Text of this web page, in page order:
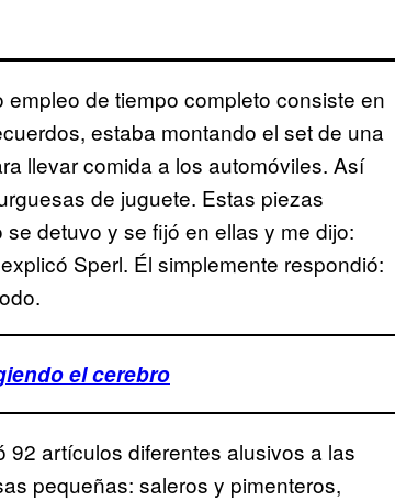
de tiempo completo consiste en
estaba montando el set de una
llevar comida a los automóviles. Así
de juguete. Estas piezas
detuvo y se fijó en ellas y me dijo:
Sperl. Él simplemente respondió:
el cerebro
artículos diferentes alusivos a las
pequeñas: saleros y pimenteros,